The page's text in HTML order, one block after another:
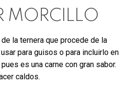
MORCILLO
la ternera que procede de la
para guisos o para incluirlo en
es una carne con gran sabor.
caldos.